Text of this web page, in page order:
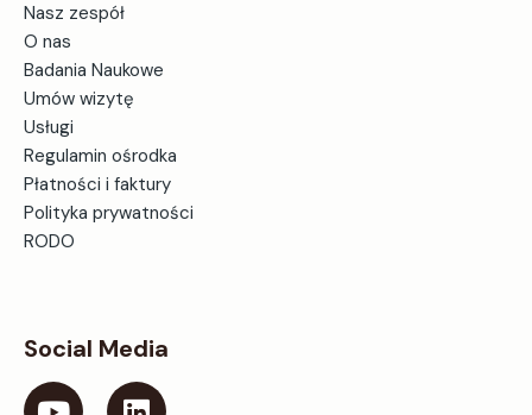
Nasz zespół
O nas
Badania Naukowe
Umów wizytę
Usługi
Regulamin ośrodka
Płatności i faktury
Polityka prywatności
RODO
Social Media